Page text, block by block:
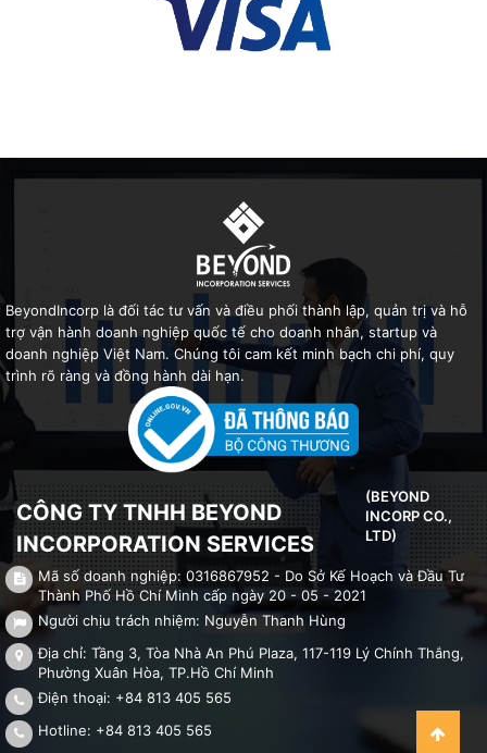
BeyondIncorp là đối tác tư vấn và điều phối thành lập, quản trị và hỗ
trợ vận hành doanh nghiệp quốc tế cho doanh nhân, startup và
doanh nghiệp Việt Nam. Chúng tôi cam kết minh bạch chi phí, quy
trình rõ ràng và đồng hành dài hạn.
CÔNG TY TNHH BEYOND
INCORPORATION SERVICES
(BEYOND
INCORP CO.,
LTD)
Mã số doanh nghiệp: 0316867952 - Do Sở Kế Hoạch và Đầu Tư
Thành Phố Hồ Chí Minh cấp ngày 20 - 05 - 2021
Người chịu trách nhiệm: Nguyễn Thanh Hùng
Địa chỉ: Tầng 3, Tòa Nhà An Phú Plaza, 117-119 Lý Chính Thắng,
Phường Xuân Hòa, TP.Hồ Chí Minh
Điện thoại: +84 813 405 565
Hotline: +84 813 405 565